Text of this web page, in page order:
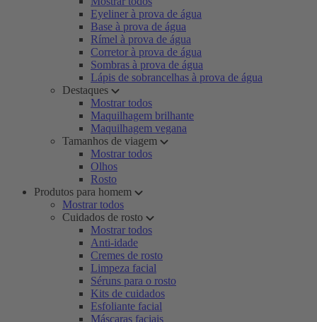
Eyeliner à prova de água
Base à prova de água
Rímel à prova de água
Corretor à prova de água
Sombras à prova de água
Lápis de sobrancelhas à prova de água
Destaques
Mostrar todos
Maquilhagem brilhante
Maquilhagem vegana
Tamanhos de viagem
Mostrar todos
Olhos
Rosto
Produtos para homem
Mostrar todos
Cuidados de rosto
Mostrar todos
Anti-idade
Cremes de rosto
Limpeza facial
Séruns para o rosto
Kits de cuidados
Esfoliante facial
Máscaras faciais